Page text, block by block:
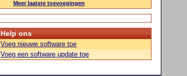
Meer laatste toevoegingen
Help ons
Voeg nieuwe software toe
Voeg een software update toe